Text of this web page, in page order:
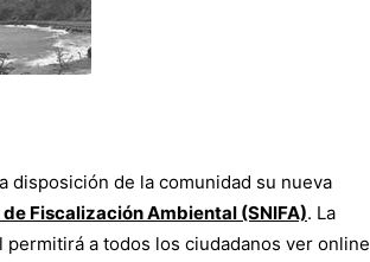
disposición de la comunidad su nueva
Fiscalización Ambiental (SNIFA). La
a todos los ciudadanos ver online